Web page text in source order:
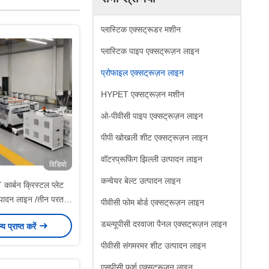
प्लास्टिक एक्सट्रूडर मशीन
प्लास्टिक पाइप एक्सट्रूज़न लाइन
प्रोफाइल एक्सट्रूज़न लाइन
HYPET एक्सट्रूज़न मशीन
ओ-पीवीसी पाइप एक्सट्रूज़न लाइन
पीपी खोखली शीट एक्सट्रूज़न लाइन
वॉटरप्रूफिंग झिल्ली उत्पादन लाइन
कन्वेयर बेल्ट उत्पादन लाइन
पीवीसी फोम बोर्ड एक्सट्रूज़न लाइन
डब्ल्यूपीसी दरवाजा पैनल एक्सट्रूज़न लाइन
पीवीसी संगमरमर शीट उत्पादन लाइन
विडियो
क्रिस्टल प्लेट
लाइन /तीन परत
उपकरण बनाने की मशीन
प्राप्त करें